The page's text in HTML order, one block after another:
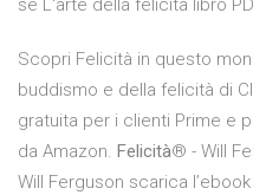
sé L'arte della felicità libro
Scopri Felicità in questo
buddismo e della felicità di
gratuita per i clienti Prime e
da Amazon. Felicità® - Will
Will Ferguson scarica